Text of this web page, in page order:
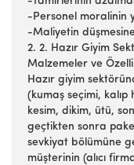
-Personel moralinin
-Maliyetin
2. 2. Hazır Giyim
Malzemeler ve
Hazır giyim
(kumaş seçimi, kalıp
kesim, dikim, ütü,
geçtikten sonra
sevkiyat bölümüne
müşterinin (alıcı